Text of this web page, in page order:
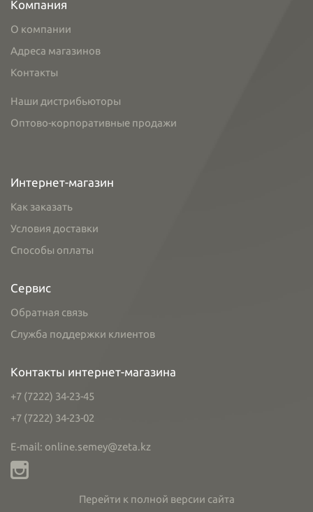
Компания
О компании
Адреса магазинов
Контакты
Наши дистрибьюторы
Оптово-корпоративные продажи
Интернет-магазин
Как заказать
Условия доставки
Способы оплаты
Сервис
Обратная связь
Служба поддержки клиентов
Контакты интернет-магазина
+7 (7222) 34-23-45
+7 (7222) 34-23-02
E-mail: online.semey@zeta.kz
Перейти к полной версии сайта